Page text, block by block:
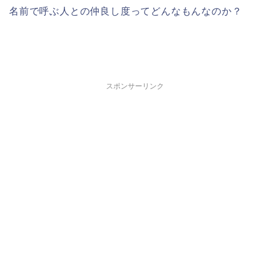
名前で呼ぶ人との仲良し度ってどんなもんなのか？
スポンサーリンク